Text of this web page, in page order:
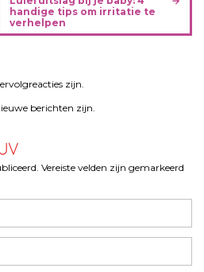
handige tips om irritatie te
verhelpen
Vereiste velden zijn gemarkeerd
zijn.
berichten zijn.